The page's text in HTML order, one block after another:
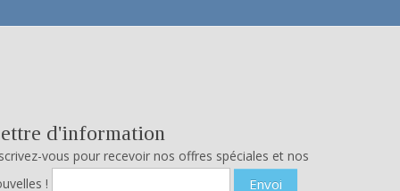
d'information
vous pour recevoir nos offres spéciales et nos
!
Envoi